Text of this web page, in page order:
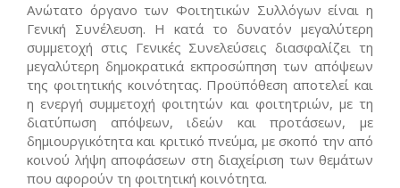
Ανώτατο όργανο των Φοιτητικών Συλλόγων είναι η
Γενική Συνέλευση. Η κατά το δυνατόν μεγαλύτερη
συμμετοχή στις Γενικές Συνελεύσεις διασφαλίζει τη
μεγαλύτερη δημοκρατικά εκπροσώπηση των απόψεων
της φοιτητικής κοινότητας. Προϋπόθεση αποτελεί και
η ενεργή συμμετοχή φοιτητών και φοιτητριών, με τη
διατύπωση απόψεων, ιδεών και προτάσεων, με
δημιουργικότητα και κριτικό πνεύμα, με σκοπό την από
κοινού λήψη αποφάσεων στη διαχείριση των θεμάτων
που αφορούν τη φοιτητική κοινότητα.